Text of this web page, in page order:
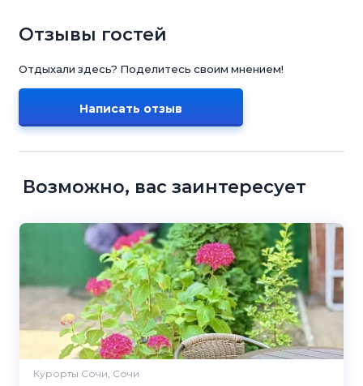
Отзывы гостей
Отдыхали здесь? Поделитесь своим мнением!
Написать отзыв
Возможно, вас заинтересует
Курорты Сочи, Сочи